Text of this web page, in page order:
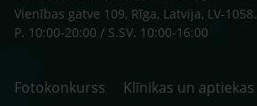
Vienības gatve 109, Rīga, Latvija, LV-1058.
P. 10:00-20:00 / S.SV. 10:00-16:00
Fotokonkurss
Klīnikas un aptiekas